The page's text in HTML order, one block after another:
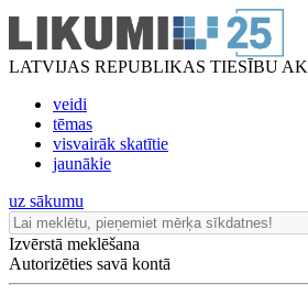
LATVIJAS REPUBLIKAS TIESĪBU
veidi
tēmas
visvairāk skatītie
jaunākie
uz sākumu
Izvērstā meklēšana
Autorizēties savā kontā